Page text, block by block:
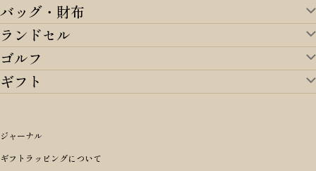
バッグ・財布
バッグ・財布TOP
すべてを見る
アイテムから選ぶ
リュックサック・デイパック・バックパック
ショルダーバッグ
m＋ エムピウ
PORTER 吉田カバン ポーター
ランドセル
ランドセルTOP
すべてを見る
オリジナルランドセル
女の子ランドセル
価格から選ぶ
〜49,999円
ゴルフ
ゴルフTOP
アイテムから選ぶ
キャディバッグ
ブランドから選ぶ
ギフト
シーンから探す
誕生日
性別・年齢から探す
ジャーナル
ギフトラッピングについて